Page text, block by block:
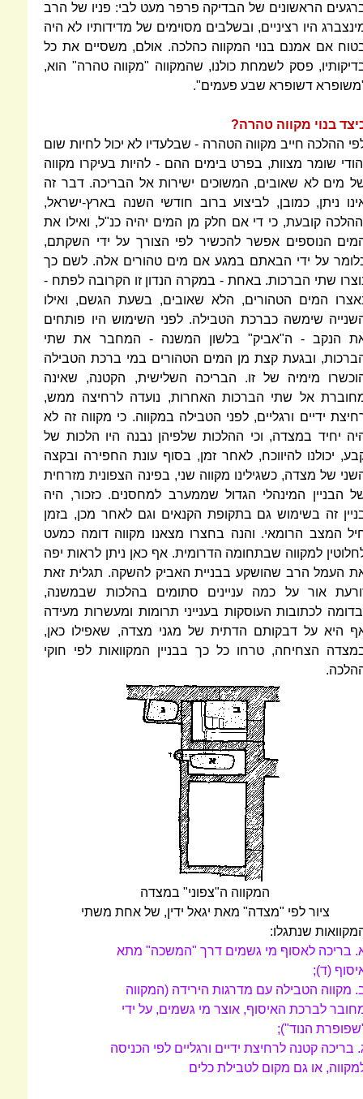
הראשונים של הבדיקה פרפר מעט לבי: פניו של הרב
היו רציניים, ובשלבים מסוימים של מדידותיו לא היה
אם אמנם בנוי המקווה כהלכה. אולם, משסיים את כל
פסק לשמחת כולנו, שהמקווה "מקווה טהרה" הוא,
דשופרא שבע פעמים".
בנוי מקווה טהרה?
ההלכה חייב מקווה הטהרה - שבלעדיו לא יכול לחיות שום
שומר מצוות, בפרט בימים ההם - להיות בעיקרו מקווה
מים לא שאובים, המשוכים ישירות אל הבריכה. דבר זה
ניתן, כמובן, לביצוע ברוב חודשי השנה בארץ-ישראל,
קובעת, כי די אם חלק מן המים יהיה כנ"ל, ואילו את
הנוספים אפשר להכשיר לפי הצורך על ידי השקתם,
על ידי הבאתם במגע אם מים טהורים אלה. לשם כך
שתי הברכות. באחת - במקרה הנדון זו הקרובה לפתח -
המים הטהורים, הלא שאובים, בשעת הגשם, ואילו
שימשה כברכת הטבילה. לפני השימוש היו פותחים
הנקב - ה"אביק" בלשון המשנה - המחבר את שתי
ובגעת קצת מן המים הטהורים במי ברכת הטבילה
מימיה של זו. הבריכה השלישית, הקטנה, שאינה
אל שתי הברכות האחרות, נועדה לרחיצה ממש,
ידיים ורגליים, לפני הטבילה במקווה. כי מקווה זה לא
יחיד במצדה, וכי ההלכות שלפיהן נבנה היו הלכות של
יכולנו להיווכח, לאחר זמן, בסוף עונת החפירה ובקצה
של מצדה, כשגילינו מקווה שני, בפינה הצפונית מזרחית
הבניין המינהלי הגדול שממערב למחסנים. כזכור, היה
זה בשימוש גם בתקופת הקנאים וגם לאחר מכן, בזמן
המצב הרומאי. והנה בחצרו מצאנו מקווה דומה כמעט
למקווה שבתחומה הדרומית. אף כאן ניתן לראות יפה
העמל הרב שהושקע בבניית האביק להשקה. תגלית זאת
אור על כמה עניינים סתומים בהלכות שבמשנה,
לכתובות העוסקות בענייני תרומות ומעשרות מעידה
היא על דבקותם הדתית של מגני מצדה, שאפילו כאן,
הצחיחה, טרחו כל כך בבניין המקוואות לפי חוקי
המקווה ה"צפוני" במצדה
ציור לפי "מצדה" מאת יגאל ידין, של אחת משתי
שנתגלו:
בריכה לאסוף מי גשמים דרך "המשכה" מתא
(ד);
מקווה הטבילה עם מדרגות הירידה (המקווה
לברכת האיסוף, אוצר מי גשמים, על ידי
הנוד");
בריכה קטנה לרחיצת ידיים ורגליים לפי הכניסה
או גם מקום לטבילת כלים